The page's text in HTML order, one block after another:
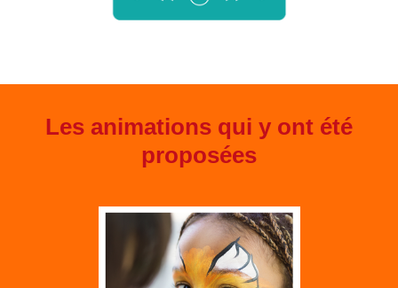
Les animations qui y ont été
proposées